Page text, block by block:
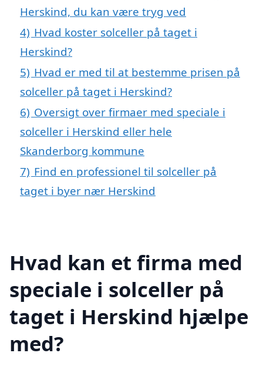
Herskind, du kan være tryg ved
4) Hvad koster solceller på taget i
Herskind?
5) Hvad er med til at bestemme prisen på
solceller på taget i Herskind?
6) Oversigt over firmaer med speciale i
solceller i Herskind eller hele
Skanderborg kommune
7) Find en professionel til solceller på
taget i byer nær Herskind
Hvad kan et firma med
speciale i solceller på
taget i Herskind hjælpe
med?